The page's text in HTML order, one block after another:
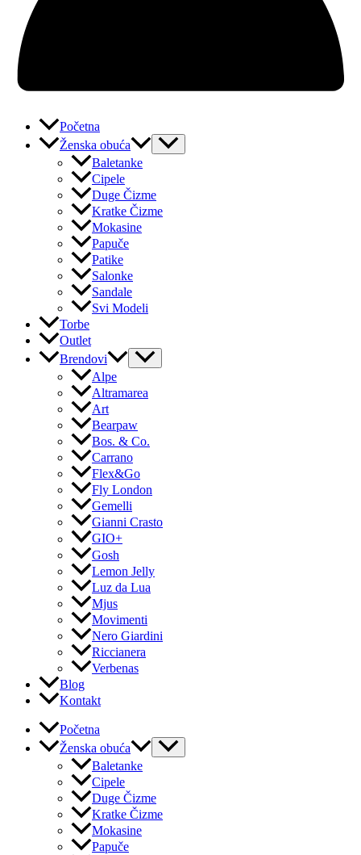
Početna
Ženska obuća
Baletanke
Cipele
Duge Čizme
Kratke Čizme
Mokasine
Papuče
Patike
Salonke
Sandale
Svi Modeli
Torbe
Outlet
Brendovi
Alpe
Altramarea
Art
Bearpaw
Bos. & Co.
Carrano
Flex&Go
Fly London
Gemelli
Gianni Crasto
GIO+
Gosh
Lemon Jelly
Luz da Lua
Mjus
Movimenti
Nero Giardini
Riccianera
Verbenas
Blog
Kontakt
Početna
Ženska obuća
Baletanke
Cipele
Duge Čizme
Kratke Čizme
Mokasine
Papuče